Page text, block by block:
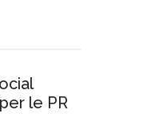
le PR